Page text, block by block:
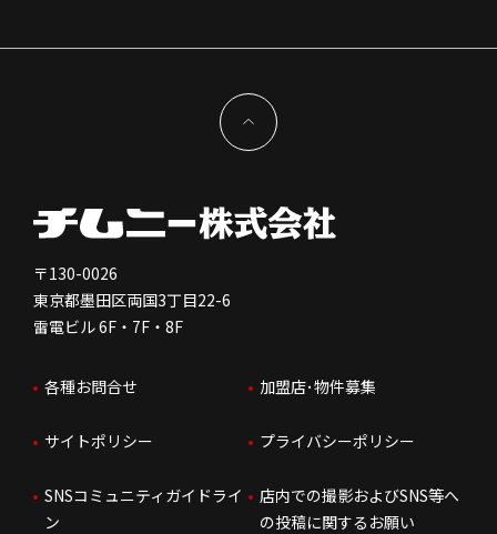
新型コロナウイルス対応
コーポレートガバナンス
免責事項
株価情報
IRお問合せ
会社を知る
人を知る
はたらく環境
人財育成
サステナビリティ
独立支援について
FC加盟店お問合せ
〒130-0026
東京都墨田区両国3丁目22-6
雷電ビル 6F・7F・8F
各種お問合せ 加盟店･物件募集
サイトポリシー プライバシーポリシー
SNSコミュニティガイドライ
ン
店内での撮影およびSNS等へ
の投稿に関するお願い